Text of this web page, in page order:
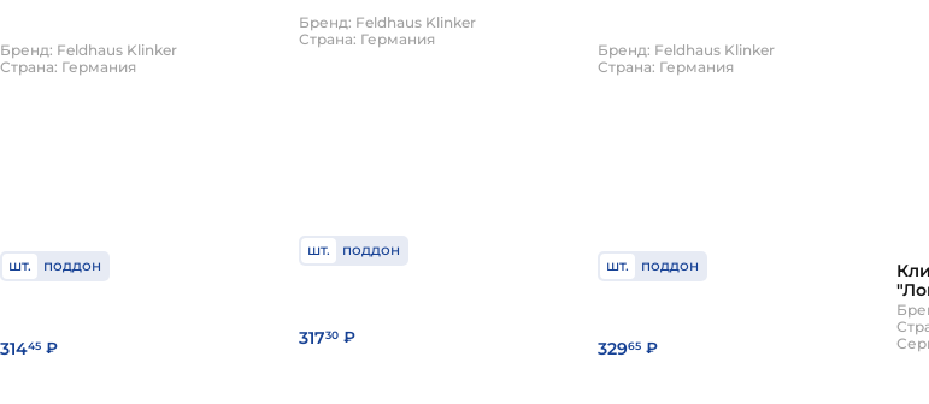
Бренд: Feldhaus Klinker
Страна: Германия
шт. поддон
31445 ₽
Бренд: Feldhaus Klinker
Страна: Германия
шт. поддон
31730 ₽
Бренд: Feldhaus Klinker
Страна: Германия
шт. поддон
32965 ₽